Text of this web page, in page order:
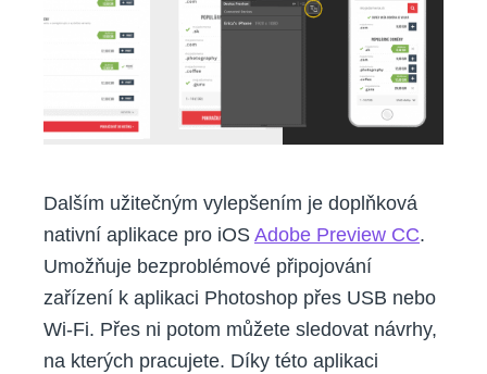
Dalším užitečným vylepšením je doplňková
nativní aplikace pro iOS Adobe Preview CC.
Umožňuje bezproblémové připojování
zařízení k aplikaci Photoshop přes USB nebo
Wi-Fi. Přes ni potom můžete sledovat návrhy,
na kterých pracujete. Díky této aplikaci